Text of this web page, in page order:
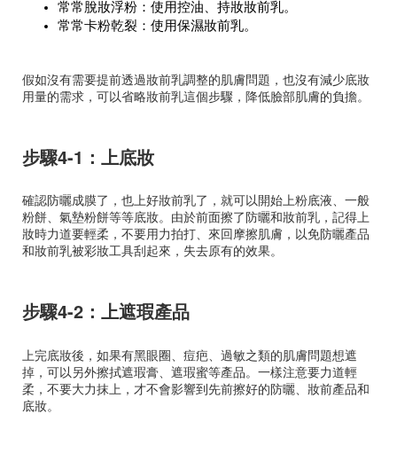
常常脫妝浮粉：使用控油、持妝妝前乳。
常常卡粉乾裂：使用保濕妝前乳。
假如沒有需要提前透過妝前乳調整的肌膚問題，也沒有減少底妝
用量的需求，可以省略妝前乳這個步驟，降低臉部肌膚的負擔。
步驟4-1：上底妝
確認防曬成膜了，也上好妝前乳了，就可以開始上粉底液、一般
粉餅、氣墊粉餅等等底妝。由於前面擦了防曬和妝前乳，記得上
妝時力道要輕柔，不要用力拍打、來回摩擦肌膚，以免防曬產品
和妝前乳被彩妝工具刮起來，失去原有的效果。
步驟4-2：上遮瑕產品
上完底妝後，如果有黑眼圈、痘疤、過敏之類的肌膚問題想遮
掉，可以另外擦拭遮瑕膏、遮瑕蜜等產品。一樣注意要力道輕
柔，不要大力抹上，才不會影響到先前擦好的防曬、妝前產品和
底妝。